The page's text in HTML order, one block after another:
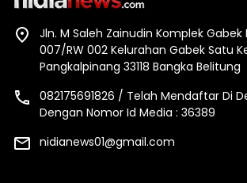
Jln. M Saleh Zainudin Komplek Gabek
007/RW 002 Kelurahan Gabek Satu
Pangkalpinang 33118 Bangka Belitung
082175691826 / Telah Mendaftar Di
Dengan Nomor Id Media : 36389
nidianews01@gmail.com